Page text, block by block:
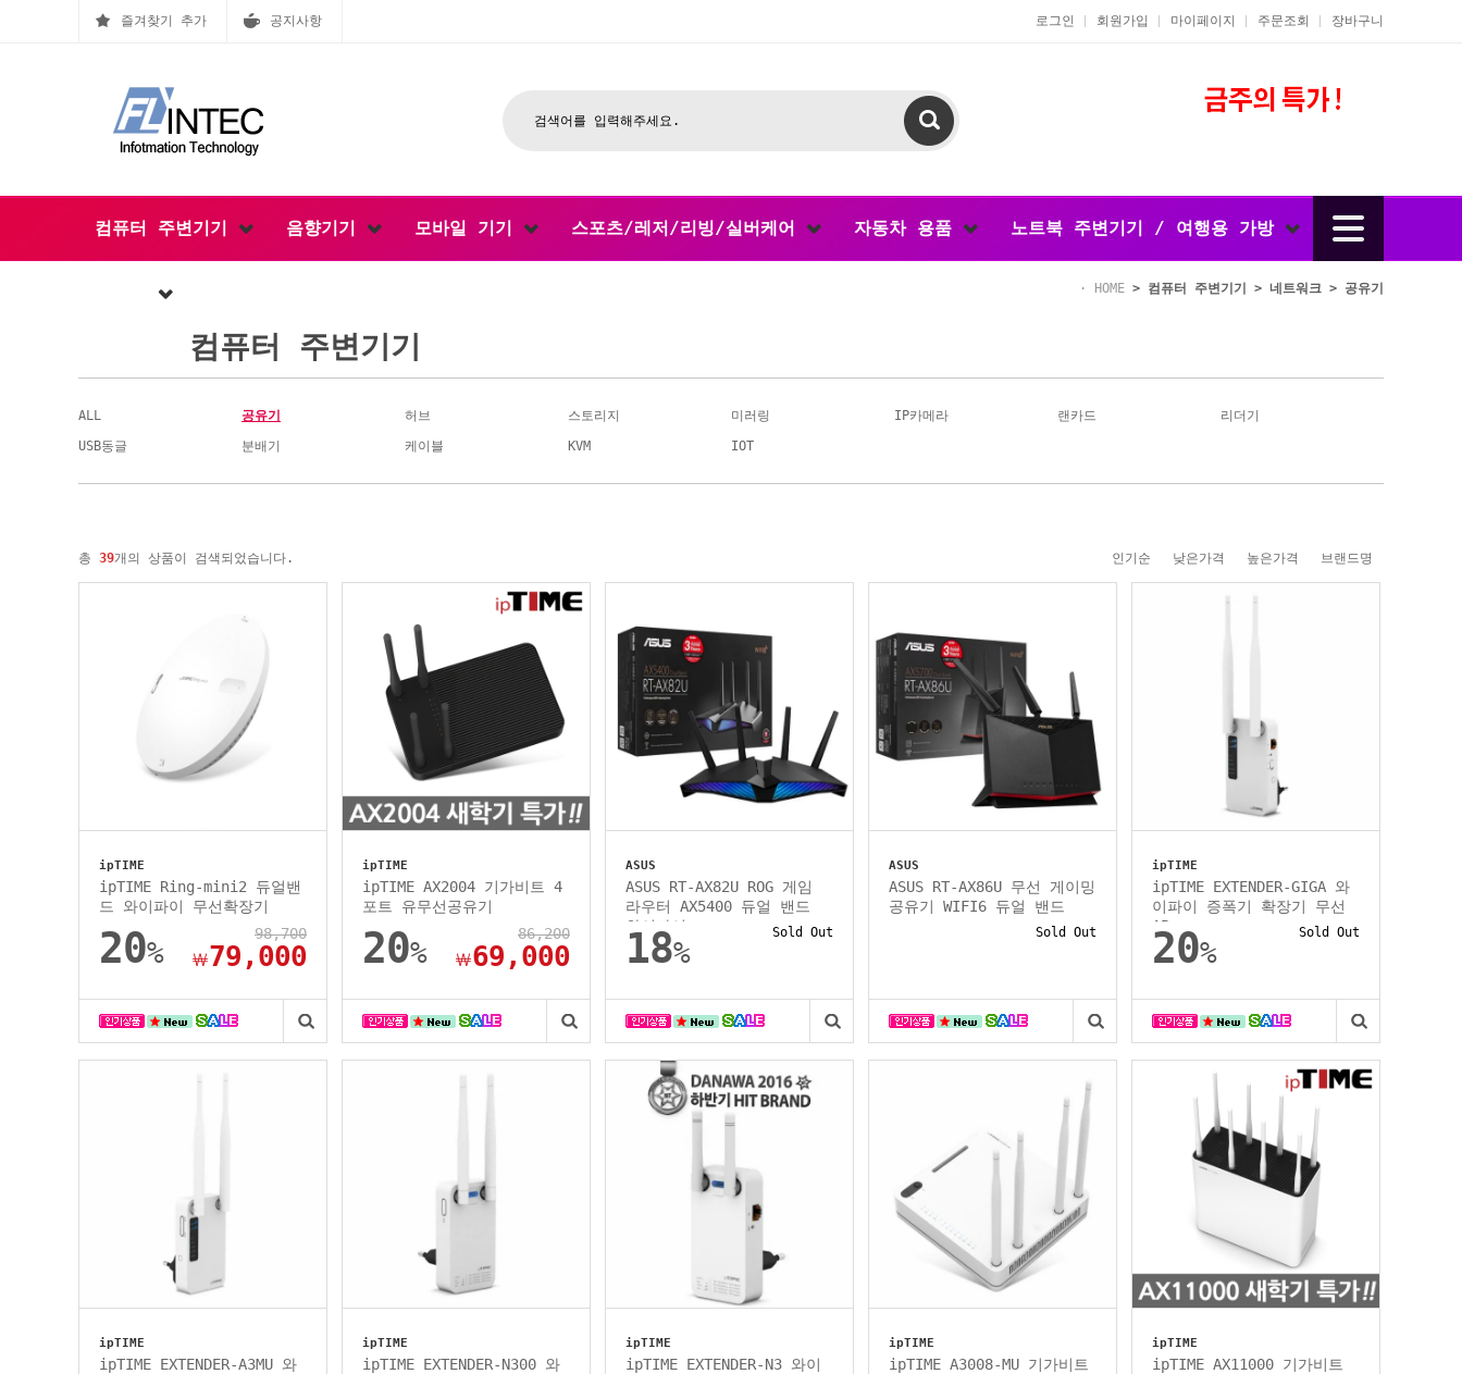
즐겨찾기 추가 공지사항 로그인 회원가입 마이페이지 주문조회 장바구니
컴퓨터 주변기기 음향기기 모바일 기기 스포츠/레저/리빙/실버케어 자동차 용품 노트북 주변기기 / 여행용 가방
HOME > 컴퓨터 주변기기 > 네트워크 > 공유기
컴퓨터 주변기기
ALL 공유기 허브 스토리지 미러링 IP카메라 랜카드
리더기
USB동글
분배기 케이블 KVM IOT
총 39개의 상품이 검색되었습니다. 인기순 낮은가격 높은가격 브랜드명
ipTIME
ipTIME Ring-mini2 듀얼밴
드 와이파이 무선확장기
20%
98,700
￦79,000
ipTIME
ipTIME AX2004 기가비트 4
포트 유무선공유기
20%
86,200
￦69,000
ASUS
ASUS RT-AX82U ROG 게임
라우터 AX5400 듀얼 밴드
와이파이...
18%
Sold Out
ASUS
ASUS RT-AX86U 무선 게이밍
공유기 WIFI6 듀얼 밴드
Sold Out
ipTIME
ipTIME EXTENDER-GIGA 와
이파이 증폭기 확장기 무선
AP
20%
Sold Out
ipTIME
ipTIME EXTENDER-A3MU 와
ipTIME
ipTIME EXTENDER-N300 와
ipTIME
ipTIME EXTENDER-N3 와이
ipTIME
ipTIME A3008-MU 기가비트
ipTIME
ipTIME AX11000 기가비트